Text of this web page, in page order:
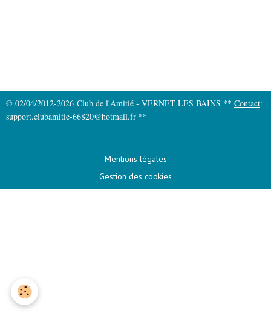
© 02/04/2012-2026 Club de l'Amitié - VERNET LES BAINS ** Contact:
support.clubamitie-66820@hotmail.fr **
Mentions légales
Gestion des cookies